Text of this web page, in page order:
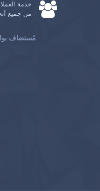
خدمة
من جميع
: مُستضاف